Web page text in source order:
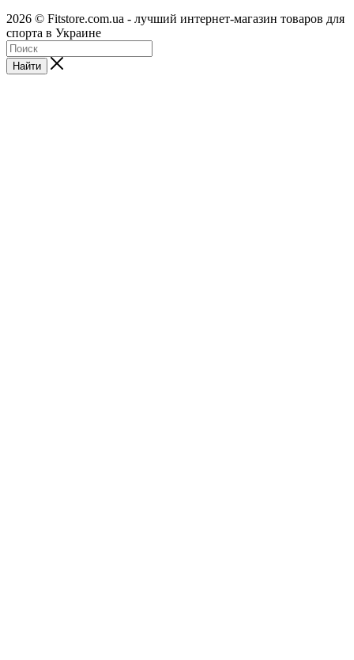
2026 © Fitstore.com.ua - лучший интернет-магазин товаров для
спорта в Украине
Найти